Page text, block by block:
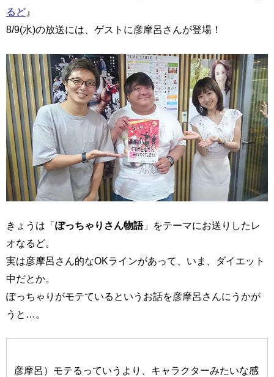
るど 』
8/9(水)の放送には、ゲストに彦摩呂さんが登場！
きょうは「ぽっちゃりさん物語」をテーマにお送りしたレ
オなるど。
実は彦摩呂さん的なOKラインがあって、いま、ダイエット
中だとか。
ぽっちゃりがモテているというお話を彦摩呂さんにうかが
うと…。
彦摩呂）モテるっていうより、キャラクターみたいな感